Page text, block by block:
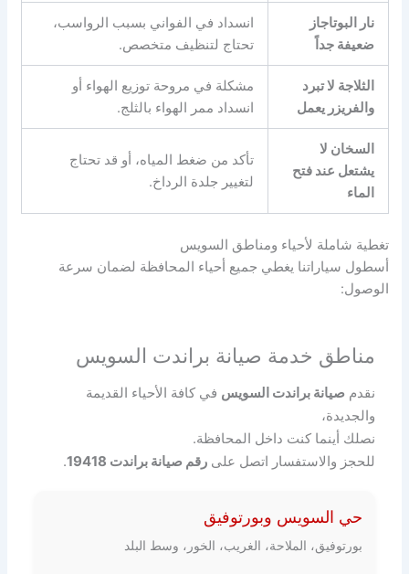
نار البوتاجاز
ضعيفة جداً
انسداد في الفواني بسبب الرواسب،
تحتاج لتنظيف متخصص.
الثلاجة لا تبرد
والفريزر يعمل
مشكلة في مروحة توزيع الهواء أو
انسداد ممر الهواء بالثلج.
السخان لا
يشتعل عند فتح
الماء
تأكد من ضغط المياه، أو قد تحتاج
لتغيير جلدة الرداخ.
تغطية شاملة لأحياء ومناطق السويس
أسطول سياراتنا يغطي جميع أحياء المحافظة لضمان سرعة
الوصول:
مناطق خدمة صيانة براندت السويس
نقدمصيانة براندت السويس في كافة الأحياء القديمة
والجديدة،
نصلك أينما كنت داخل المحافظة.
للحجز والاستفسار اتصل علىرقم صيانة براندت 19418 .
حي السويس وبورتوفيق
بورتوفيق، الملاحة، الغريب، الخور، وسط البلد